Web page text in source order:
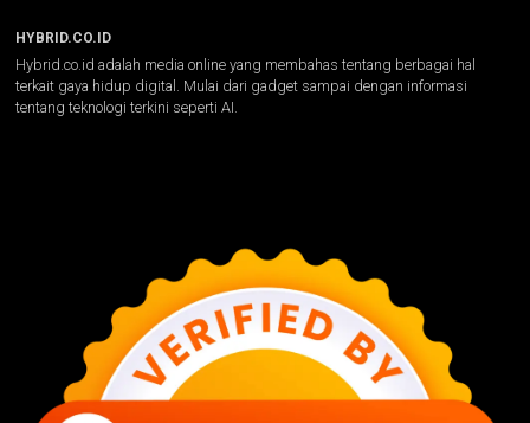
HYBRID.CO.ID
Hybrid.co.id adalah media online yang membahas tentang berbagai hal
terkait gaya hidup digital. Mulai dari gadget sampai dengan informasi
tentang teknologi terkini seperti AI.